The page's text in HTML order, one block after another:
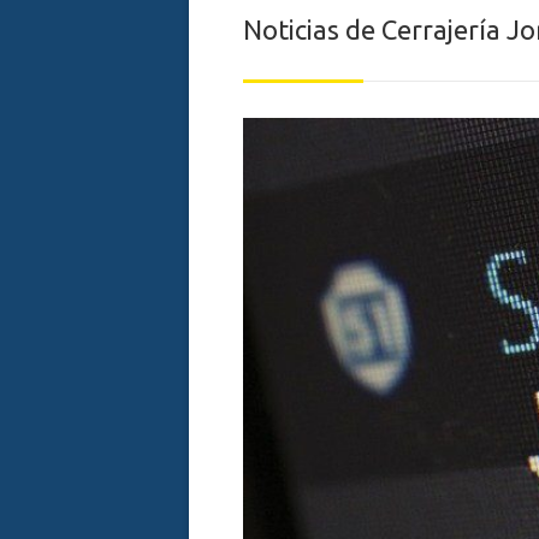
Noticias de Cerrajería